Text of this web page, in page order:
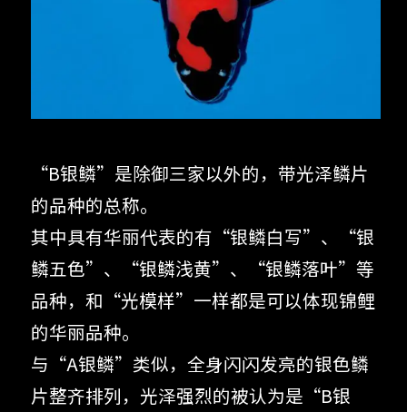
“B银鳞”是除御三家以外的，带光泽鳞片
的品种的总称。
其中具有华丽代表的有“银鳞白写”、“银
鳞五色”、“银鳞浅黄”、“银鳞落叶”等
品种，和“光模样”一样都是可以体现锦鲤
的华丽品种。
与“A银鳞”类似，全身闪闪发亮的银色鳞
片整齐排列，光泽强烈的被认为是“B银